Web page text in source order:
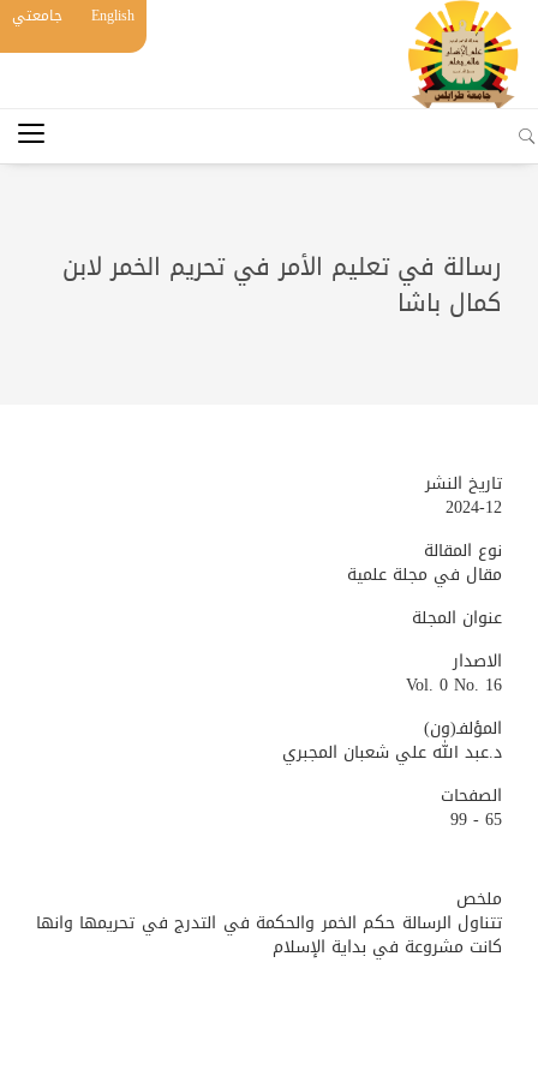
English جامعتي
رسالة في تعليم الأمر في تحريم الخمر لابن
كمال باشا
تاريخ النشر
2024-12
نوع المقالة
مقال في مجلة علمية
عنوان المجلة
الاصدار
Vol. 0 No. 16
المؤلفـ(ون)
د.عبد الله علي شعبان المجبري
الصفحات
65 - 99
ملخص
تتناول الرسالة حكم الخمر والحكمة في التدرج في تحريمها وانها
كانت مشروعة في بداية الإسلام